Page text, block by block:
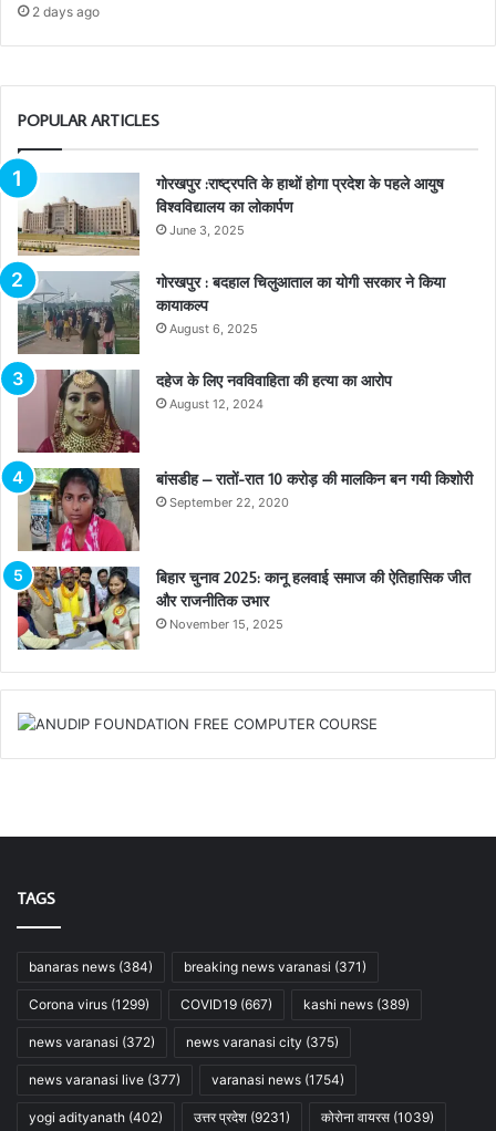
2 days ago
POPULAR ARTICLES
गोरखपुर :राष्ट्रपति के हाथों होगा प्रदेश के पहले आयुष
विश्वविद्यालय का लोकार्पण
June 3, 2025
गोरखपुर : बदहाल चिलुआताल का योगी सरकार ने किया
कायाकल्प
August 6, 2025
दहेज के लिए नवविवाहिता की हत्या का आरोप
August 12, 2024
बांसडीह – रातों-रात 10 करोड़ की मालकिन बन गयी किशोरी
September 22, 2020
बिहार चुनाव 2025: कानू हलवाई समाज की ऐतिहासिक जीत
और राजनीतिक उभार
November 15, 2025
TAGS
banaras news (384) breaking news varanasi (371)
Corona virus (1299) COVID19 (667) kashi news (389)
news varanasi (372) news varanasi city (375)
news varanasi live (377) varanasi news (1754)
yogi adityanath (402) उत्तर प्रदेश (9231) कोरोना वायरस (1039)